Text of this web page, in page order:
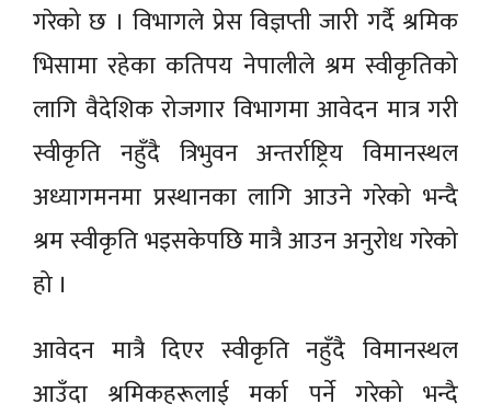
गरेको छ । विभागले प्रेस विज्ञप्ती जारी गर्दै श्रमिक
भिसामा रहेका कतिपय नेपालीले श्रम स्वीकृतिको
लागि वैदेशिक रोजगार विभागमा आवेदन मात्र गरी
स्वीकृति नहुँदै त्रिभुवन अन्तर्राष्ट्रिय विमानस्थल
अध्यागमनमा प्रस्थानका लागि आउने गरेको भन्दै
श्रम स्वीकृति भइसकेपछि मात्रै आउन अनुरोध गरेको
हो ।
आवेदन मात्रै दिएर स्वीकृति नहुँदै विमानस्थल
आउँदा श्रमिकहरूलाई मर्का पर्ने गरेको भन्दै